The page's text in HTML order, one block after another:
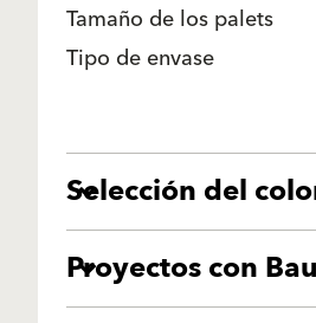
Tamaño de los palets
Tipo de envase
Selección del
Proyectos con